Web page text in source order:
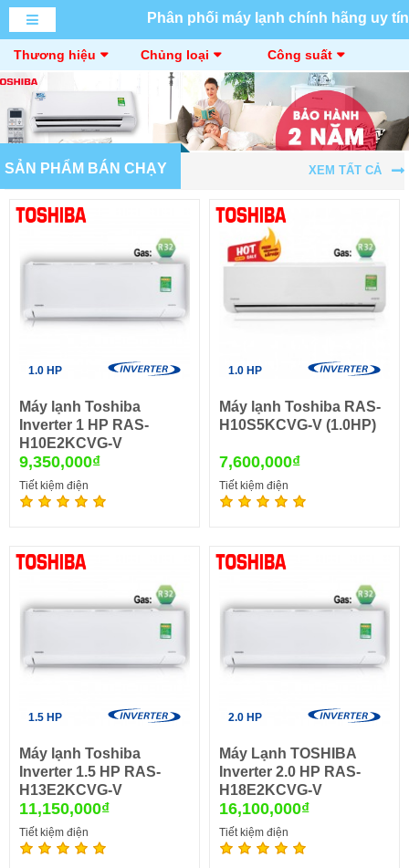
Phân phối máy lạnh chính hãng uy tín
Thương hiệu Chủng loại Công suất
SẢN PHẨM BÁN CHẠY XEM TẤT CẢ
1.0 HP
Máy lạnh Toshiba
Inverter 1 HP RAS-
H10E2KCVG-V
9,350,000₫
Tiết kiệm điện
1.0 HP
Máy lạnh Toshiba RAS-
H10S5KCVG-V (1.0HP)
7,600,000₫
Tiết kiệm điện
1.5 HP
Máy lạnh Toshiba
Inverter 1.5 HP RAS-
H13E2KCVG-V
11,150,000₫
Tiết kiệm điện
2.0 HP
Máy Lạnh TOSHIBA
Inverter 2.0 HP RAS-
H18E2KCVG-V
16,100,000₫
Tiết kiệm điện